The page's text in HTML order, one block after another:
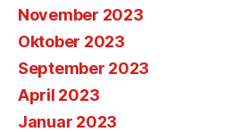
November 2023
Oktober 2023
September 2023
April 2023
Januar 2023